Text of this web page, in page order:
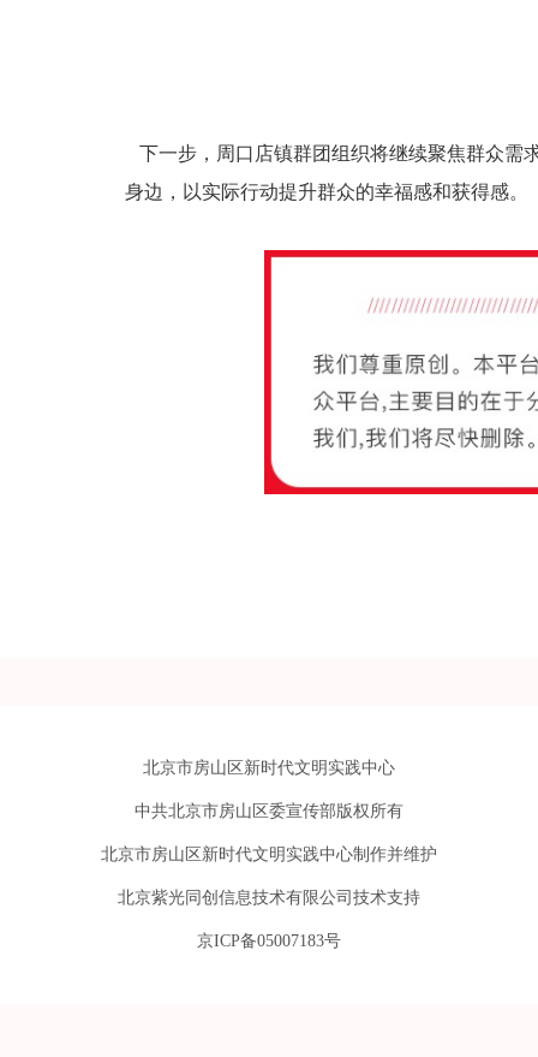
下一步，周口店镇群团组织将继续聚焦群众需
身边，以实际行动提升群众的幸福感和获得感。
北京市房山区新时代文明实践中心
中共北京市房山区委宣传部版权所有
北京市房山区新时代文明实践中心制作并维护
北京紫光同创信息技术有限公司技术支持
京ICP备05007183号